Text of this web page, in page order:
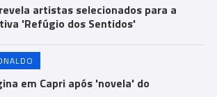
artistas selecionados para a
'Refúgio dos Sentidos'
em Capri após 'novela' do